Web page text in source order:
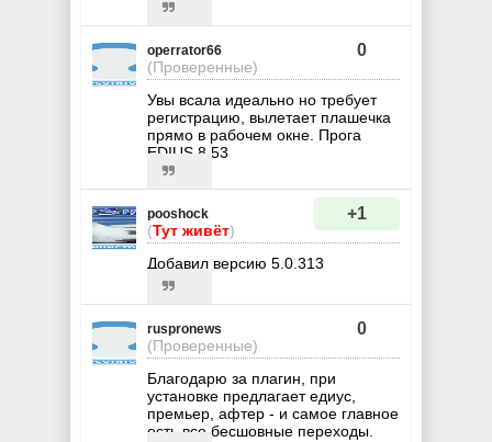
operrator66
(Проверенные)
0
Увы всала идеально но требует
регистрацию, вылетает плашечка
прямо в рабочем окне. Прога
EDIUS 8.53
pooshock
(Тут живёт)
+1
Добавил версию 5.0.313
ruspronews
(Проверенные)
0
Благодарю за плагин, при
установке предлагает едиус,
премьер, афтер - и самое главное
есть все бесшовные переходы.